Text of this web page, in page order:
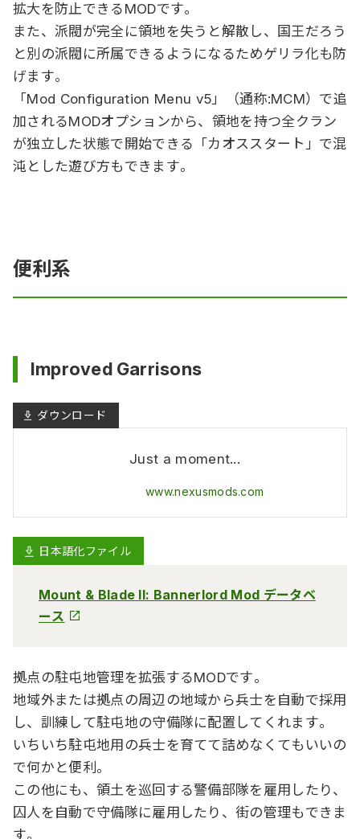
拡大を防止できるMODです。
また、派閥が完全に領地を失うと解散し、国王だろう
と別の派閥に所属できるようになるためゲリラ化も防
げます。
「Mod Configuration Menu v5」（通称:MCM）で追
加されるMODオプションから、領地を持つ全クラン
が独立した状態で開始できる「カオススタート」で混
沌とした遊び方もできます。
便利系
Improved Garrisons
Just a moment...
www.nexusmods.com
日本語化ファイル
Mount & Blade II: Bannerlord Mod データベ
ース
拠点の駐屯地管理を拡張するMODです。
地域外または拠点の周辺の地域から兵士を自動で採用
し、訓練して駐屯地の守備隊に配置してくれます。
いちいち駐屯地用の兵士を育てて詰めなくてもいいの
で何かと便利。
この他にも、領土を巡回する警備部隊を雇用したり、
囚人を自動で守備隊に雇用したり、街の管理もできま
す。